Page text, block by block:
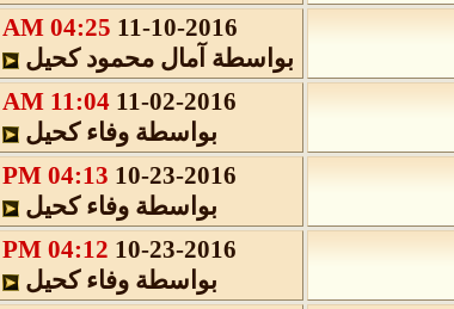
11-10-2016
04:25 AM
بواسطة آمال محمود كحيل
11-02-2016
11:04 AM
بواسطة وفاء كحيل
10-23-2016
04:13 PM
بواسطة وفاء كحيل
10-23-2016
04:12 PM
بواسطة وفاء كحيل